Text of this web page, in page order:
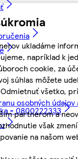
ukladáme
napríklad k
cookie, za
súhlas môžete
všetko,
osobných údajov
partnerom a
však
na našom
- 0800222333